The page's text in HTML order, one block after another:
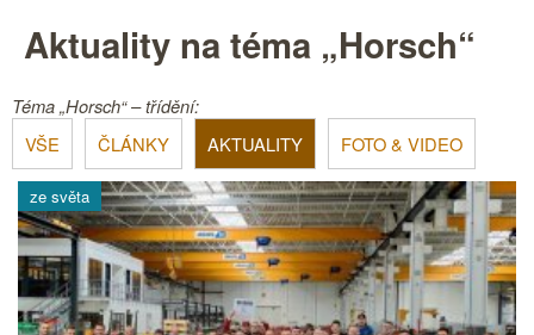
Aktuality na téma „Horsch“
Téma „Horsch“ – třídění:
VŠE
ČLÁNKY AKTUALITY FOTO & VIDEO
ze světa